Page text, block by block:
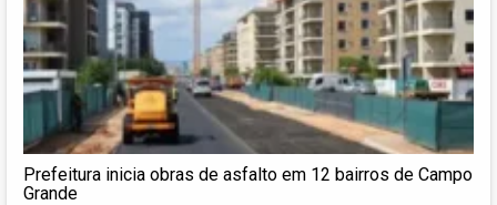
Prefeitura inicia obras de asfalto em 12 bairros de Campo
Grande